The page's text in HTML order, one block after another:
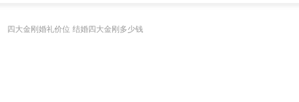
四大金刚婚礼价位 结婚四大金刚多少钱